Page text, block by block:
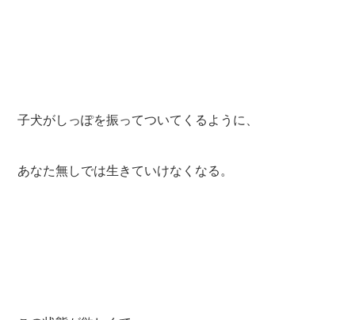
子犬がしっぽを振ってついてくるように、
あなた無しでは生きていけなくなる。